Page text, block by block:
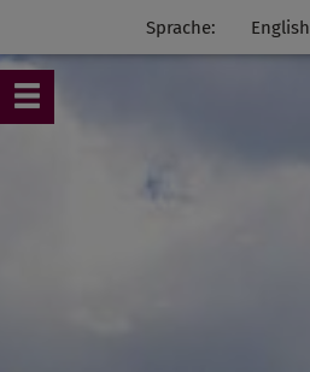
Sprache: English